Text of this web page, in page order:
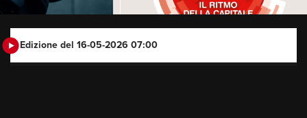
Edizione del 16-05-2026 07:00